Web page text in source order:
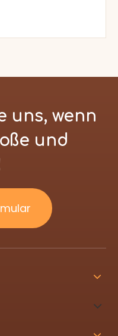
uns, wenn
und